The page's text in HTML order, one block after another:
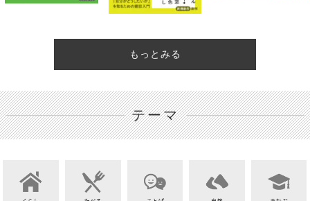
もっとみる
テーマ